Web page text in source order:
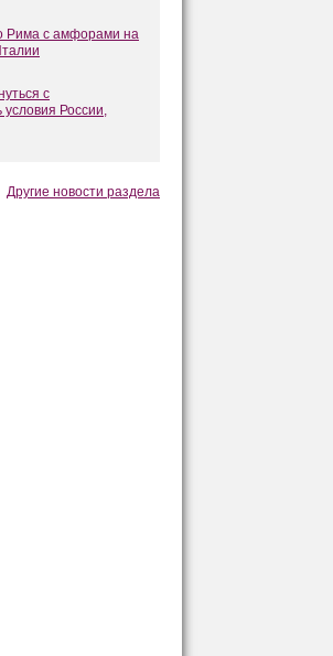
Рима с амфорами на
с
России,
Другие новости раздела